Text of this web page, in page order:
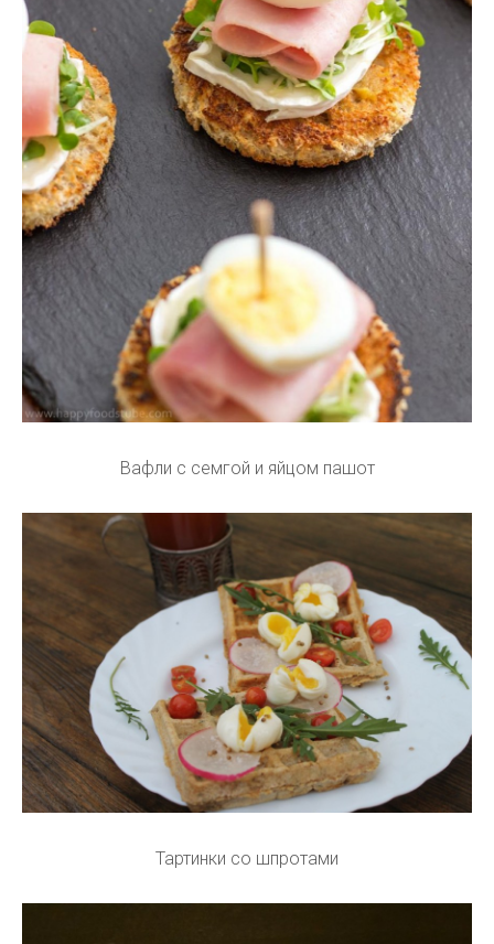
Вафли с семгой и яйцом пашот
Тартинки со шпротами